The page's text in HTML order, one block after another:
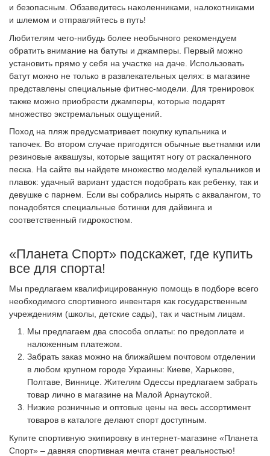
и безопасным. Обзаведитесь наколенниками, налокотниками
и шлемом и отправляйтесь в путь!
Любителям чего-нибудь более необычного рекомендуем
обратить внимание на батуты и джамперы. Первый можно
установить прямо у себя на участке на даче. Использовать
батут можно не только в развлекательных целях: в магазине
представлены специальные фитнес-модели. Для тренировок
также можно приобрести джамперы, которые подарят
множество экстремальных ощущений.
Поход на пляж предусматривает покупку купальника и
тапочек. Во втором случае пригодятся обычные вьетнамки или
резиновые аквашузы, которые защитят ногу от раскаленного
песка. На сайте вы найдете множество моделей купальников и
плавок: удачный вариант удастся подобрать как ребенку, так и
девушке с парнем. Если вы собрались нырять с аквалангом, то
понадобятся специальные ботинки для дайвинга и
соответственный гидрокостюм.
«Планета Спорт» подскажет, где купить
все для спорта!
Мы предлагаем квалифицированную помощь в подборе всего
необходимого спортивного инвентаря как государственным
учреждениям (школы, детские сады), так и частным лицам.
Мы предлагаем два способа оплаты: по предоплате и
наложенным платежом.
Забрать заказ можно на ближайшем почтовом отделении
в любом крупном городе Украины: Киеве, Харькове,
Полтаве, Виннице. Жителям Одессы предлагаем забрать
товар лично в магазине на Малой Арнаутской.
Низкие розничные и оптовые цены на весь ассортимент
товаров в каталоге делают спорт доступным.
Купите спортивную экипировку в интернет-магазине «Планета
Спорт» – давняя спортивная мечта станет реальностью!